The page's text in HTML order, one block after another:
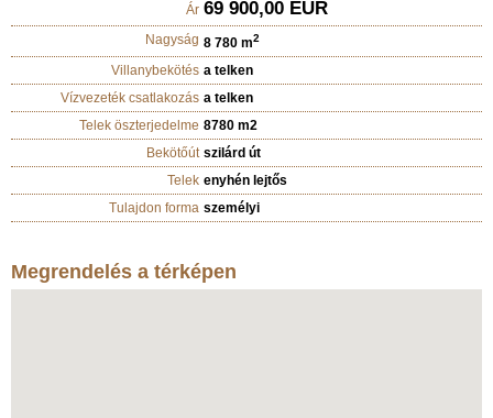
Ár 69 900,00 EUR
Nagyság 8 780 m2
Villanybekötés a telken
Vízvezeték csatlakozás a telken
Telek öszterjedelme 8780 m2
Bekötőút szilárd út
Telek enyhén lejtős
Tulajdon forma személyi
Megrendelés a térképen